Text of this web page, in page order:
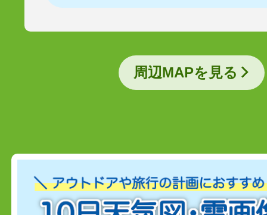
周辺MAPを見る